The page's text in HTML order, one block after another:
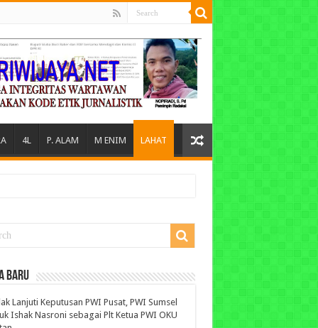
4L P. ALAM M ENIM LAHAT
BARU
Lanjuti Keputusan PWI Pusat, PWI Sumsel
Ishak Nasroni sebagai Plt Ketua PWI OKU